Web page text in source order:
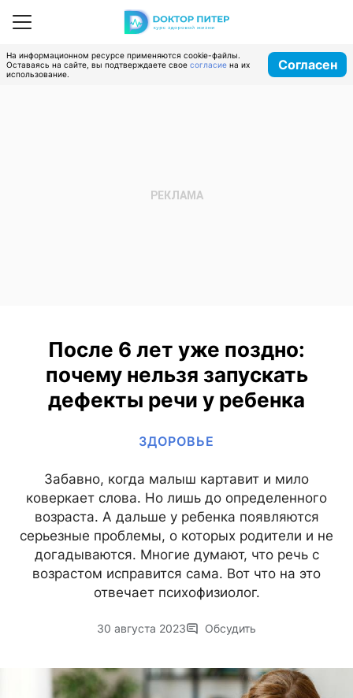
На информационном ресурсе применяются cookie-файлы.
Оставаясь на сайте, вы подтверждаете свое согласие на их
использование.
Согласен
После 6 лет уже поздно:
почему нельзя запускать
дефекты речи у ребенка
ЗДОРОВЬЕ
Забавно, когда малыш картавит и мило
коверкает слова. Но лишь до определенного
возраста. А дальше у ребенка появляются
серьезные проблемы, о которых родители и не
догадываются. Многие думают, что речь с
возрастом исправится сама. Вот что на это
отвечает психофизиолог.
30 августа 2023 Обсудить